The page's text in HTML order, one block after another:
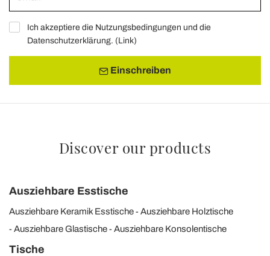
Ich akzeptiere die Nutzungsbedingungen und die
Datenschutzerklärung. (Link)
Einschreiben
Discover our products
Ausziehbare Esstische
Ausziehbare Keramik Esstische
Ausziehbare Holztische
Ausziehbare Glastische
Ausziehbare Konsolentische
Tische